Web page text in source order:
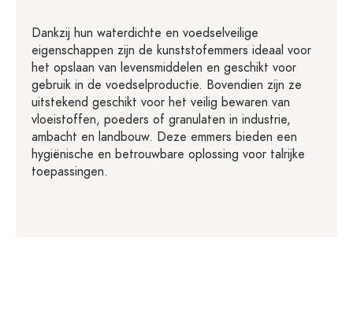
Dankzij hun waterdichte en voedselveilige
eigenschappen zijn de kunststofemmers ideaal voor
het opslaan van levensmiddelen en geschikt voor
gebruik in de voedselproductie. Bovendien zijn ze
uitstekend geschikt voor het veilig bewaren van
vloeistoffen, poeders of granulaten in industrie,
ambacht en landbouw. Deze emmers bieden een
hygiënische en betrouwbare oplossing voor talrijke
toepassingen.